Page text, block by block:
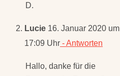
D.
Lucie 16. Januar 2020 um
17:09 Uhr - Antworten
Hallo, danke für die